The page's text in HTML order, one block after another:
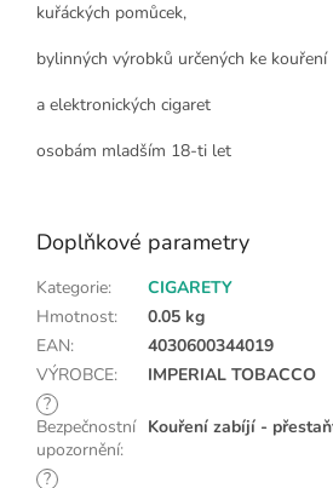
kuřáckých pomůcek,
bylinných výrobků určených ke kouření
a elektronických cigaret
osobám mladším 18-ti let
Doplňkové parametry
Kategorie:
CIGARETY
Hmotnost:
0.05 kg
EAN:
4030600344019
VÝROBCE:
IMPERIAL TOBACCO
?
Bezpečnostní
upozornění:
Kouření zabíjí -
?